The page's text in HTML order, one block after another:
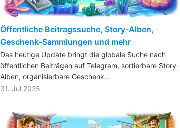
Öffentliche Beitragssuche, Story-Alben,
Geschenk-Sammlungen und mehr
Das heutige Update bringt die globale Suche nach
öffentlichen Beiträgen auf Telegram, sortierbare Story-
Alben, organisierbare Geschenk…
31. Jul 2025